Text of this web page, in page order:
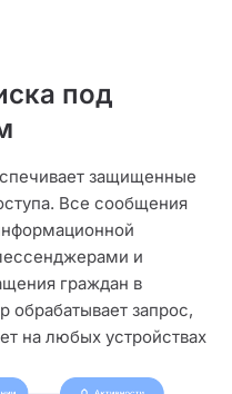
под
защищенные
Все сообщения
и
граждан в
обрабатывает запрос,
на любых устройствах